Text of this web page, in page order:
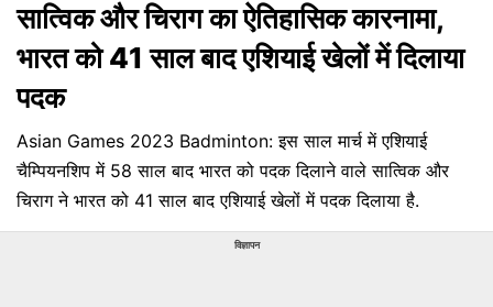
सात्विक और चिराग का ऐतिहासिक कारनामा,
भारत को 41 साल बाद एशियाई खेलों में दिलाया
पदक
Asian Games 2023 Badminton: इस साल मार्च में एशियाई
चैम्पियनशिप में 58 साल बाद भारत को पदक दिलाने वाले सात्विक और
चिराग ने भारत को 41 साल बाद एशियाई खेलों में पदक दिलाया है.
विज्ञापन